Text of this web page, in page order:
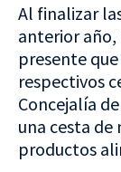
Al finalizar
anterior año,
presente
respectivos
Concejalía
una cesta de
productos